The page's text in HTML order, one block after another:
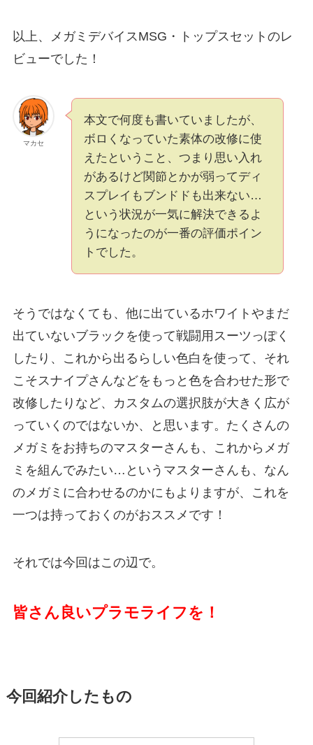
以上、メガミデバイスMSG・トップスセットのレ
ビューでした！
マカセ
本文で何度も書いていましたが、
ボロくなっていた素体の改修に使
えたということ、つまり思い入れ
があるけど関節とかが弱ってディ
スプレイもブンドドも出来ない…
という状況が一気に解決できるよ
うになったのが一番の評価ポイン
トでした。
そうではなくても、他に出ているホワイトやまだ
出ていないブラックを使って戦闘用スーツっぽく
したり、これから出るらしい色白を使って、それ
こそスナイプさんなどをもっと色を合わせた形で
改修したりなど、カスタムの選択肢が大きく広が
っていくのではないか、と思います。たくさんの
メガミをお持ちのマスターさんも、これからメガ
ミを組んでみたい…というマスターさんも、なん
のメガミに合わせるのかにもよりますが、これを
一つは持っておくのがおススメです！
それでは今回はこの辺で。
皆さん良いプラモライフを！
今回紹介したもの